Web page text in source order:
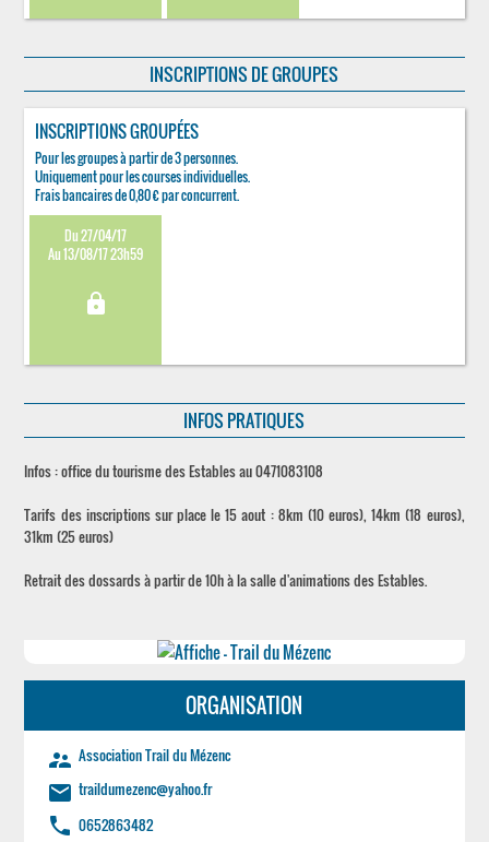
INSCRIPTIONS DE GROUPES
INSCRIPTIONS GROUPÉES
Pour les groupes à partir de 3 personnes.
Uniquement pour les courses individuelles.
Frais bancaires de 0,80 € par concurrent.
Du 27/04/17
Au 13/08/17 23h59
lock
INFOS PRATIQUES
Infos : office du tourisme des Estables au 0471083108
Tarifs des inscriptions sur place le 15 aout : 8km (10 euros), 14km (18 euros),
31km (25 euros)
Retrait des dossards à partir de 10h à la salle d'animations des Estables.
ORGANISATION
supervisor_account Association Trail du Mézenc
email traildumezenc@yahoo.fr
phone 0652863482